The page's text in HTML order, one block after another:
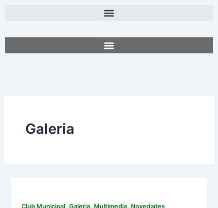
Galeria
Club Municipal,Galeria, Multimedia, Novedades